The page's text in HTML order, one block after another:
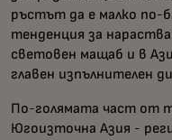
ръстът да е малко по-
тенденция за
световен мащаб и в
главен изпълнителен
По-голямата част от
Югоизточна Азия -